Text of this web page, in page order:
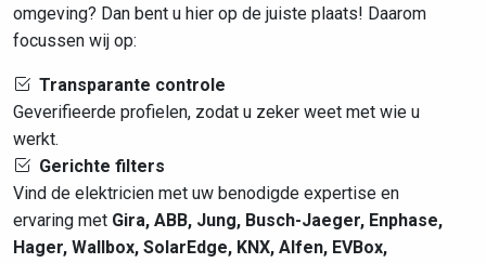
omgeving? Dan bent u hier op de juiste plaats! Daarom
focussen wij op:
Transparante controle
Geverifieerde profielen, zodat u zeker weet met wie u
werkt.
Gerichte filters
Vind de elektricien met uw benodigde expertise en
ervaring met Gira, ABB, Jung, Busch-Jaeger, Enphase,
Hager, Wallbox, SolarEdge, KNX, Alfen, EVBox,